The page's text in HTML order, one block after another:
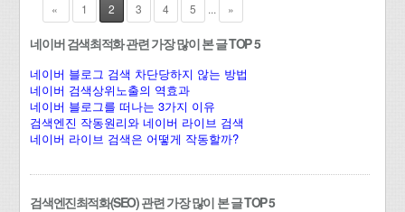
« 1 2 3 4 5 ... »
네이버 검색최적화 관련 가장 많이 본 글 TOP 5
네이버 블로그 검색 차단당하지 않는 방법
네이버 검색상위노출의 역효과
네이버 블로그를 떠나는 3가지 이유
검색엔진 작동원리와 네이버 라이브 검색
네이버 라이브 검색은 어떻게 작동할까?
검색엔진최적화(SEO) 관련 가장 많이 본 글 TOP 5